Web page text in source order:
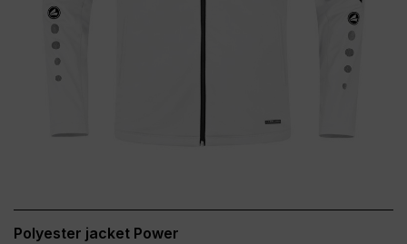
Polyester jacket Power